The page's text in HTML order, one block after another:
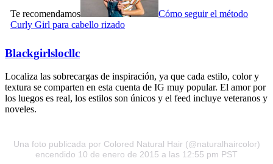
Te recomendamos
Cómo seguir el método
Curly Girl para cabello rizado
Blackgirlslocllc
Localiza las sobrecargas de inspiración, ya que cada estilo, color y
textura se comparten en esta cuenta de IG muy popular. El amor por
los luegos es real, los estilos son únicos y el feed incluye veteranos y
noveles.
Una foto publicada por Colored Natural Hair (@naturalhaircolor)
encendido 10 de enero de 2015 a las 12:55 pm PST